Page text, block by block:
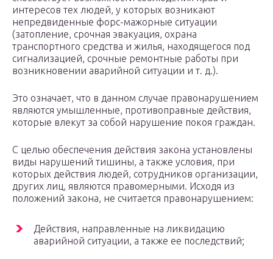
интересов тех людей, у которых возникают
непредвиденные форс-мажорные ситуации
(затопление, срочная эвакуация, охрана
транспортного средства и жилья, находящегося под
сигнализацией, срочные ремонтные работы при
возникновении аварийной ситуации и т. д.).
Это означает, что в данном случае правонарушением
являются умышленные, противоправные действия,
которые влекут за собой нарушение покоя граждан.
С целью обеспечения действия закона установлены
виды нарушений тишины, а также условия, при
которых действия людей, сотрудников организации,
других лиц, являются правомерными. Исходя из
положений закона, не считается правонарушением:
Действия, направленные на ликвидацию
аварийной ситуации, а также ее последствий;